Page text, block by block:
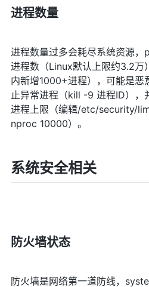
进程数量
进程数量过多会耗尽系统资源
进程数（Linux默认上限约3.2万
内新增1000+进程），可能是恶
止异常进程（kill -9 进程ID），
进程上限（编辑/etc/security/
nproc 10000）。
系统安全相关
防火墙状态
防火墙是网络第一道防线，